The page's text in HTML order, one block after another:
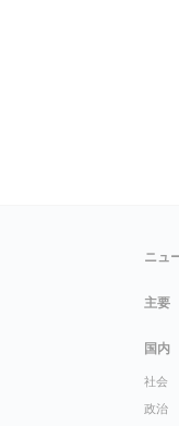
ニュ
主要
国内
社会
政治